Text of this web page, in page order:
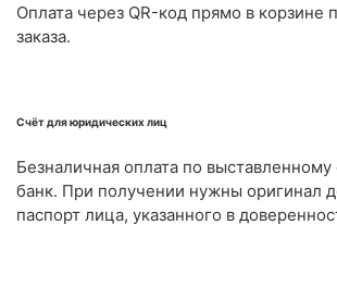
Оплата через QR-код прямо в корзине
заказа.
Счёт для юридических лиц
Безналичная оплата по выставленному
банк. При получении нужны оригинал
паспорт лица, указанного в